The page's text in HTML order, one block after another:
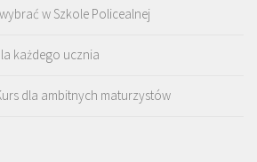
w Szkole Policealnej
każdego ucznia
dla ambitnych maturzystów